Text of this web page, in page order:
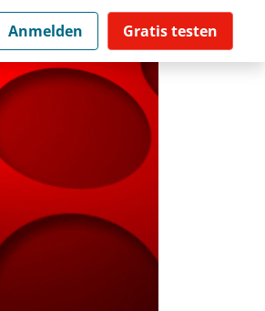
Anmelden Gratis testen